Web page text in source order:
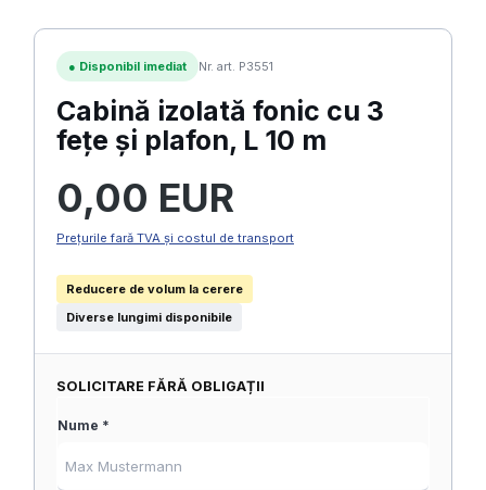
● Disponibil imediat Nr. art. P3551
Cabină izolată fonic cu 3
fețe și plafon, L 10 m
0,00 EUR
Prețurile fară TVA și costul de transport
Reducere de volum la cerere
Diverse lungimi disponibile
SOLICITARE FĂRĂ OBLIGAȚII
Nume *